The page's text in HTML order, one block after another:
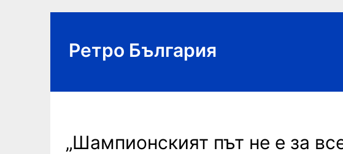
Ретро България
„Шампионският път не е за